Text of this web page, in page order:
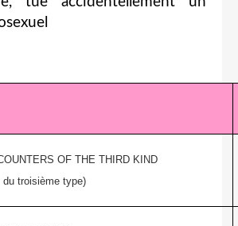
OF THE THIRD KIND
du troisième type)